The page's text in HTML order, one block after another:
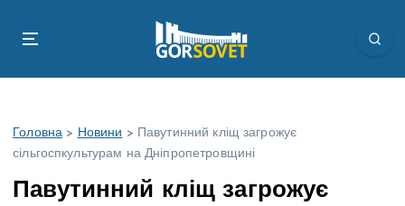
Головна > Новини >
Павутинний кліщ загрожує
сільгоспкультурам на Дніпропетровщині
Павутинний кліщ загрожує